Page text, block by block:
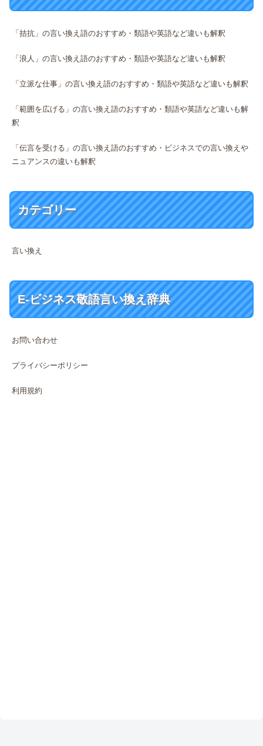
「拮抗」の言い換え語のおすすめ・類語や英語など違いも解釈
「浪人」の言い換え語のおすすめ・類語や英語など違いも解釈
「立派な仕事」の言い換え語のおすすめ・類語や英語など違いも解釈
「範囲を広げる」の言い換え語のおすすめ・類語や英語など違いも解
釈
「伝言を受ける」の言い換え語のおすすめ・ビジネスでの言い換えや
ニュアンスの違いも解釈
カテゴリー
言い換え
E-ビジネス敬語言い換え辞典
お問い合わせ
プライバシーポリシー
利用規約